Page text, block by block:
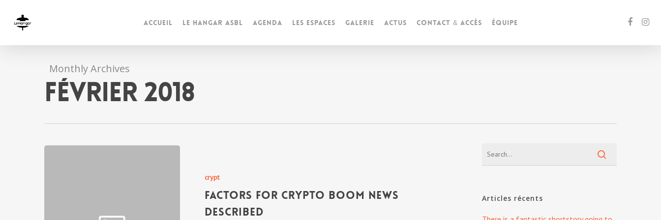
Accueil Le Hangar ASBL Agenda Les espaces Galerie Actus Contact & accès Équipe
Monthly Archives
février 2018
crypt
Factors For Crypto Boom News
Described
Articles récents